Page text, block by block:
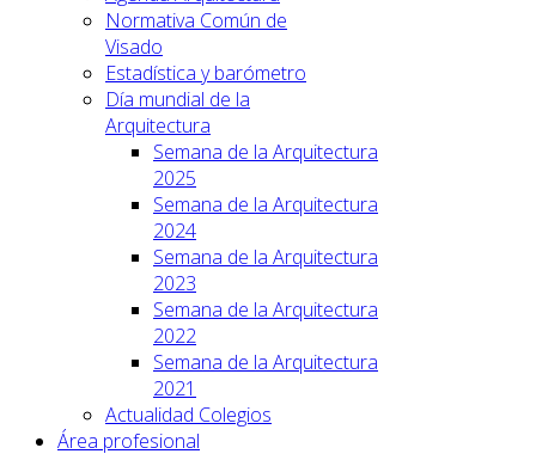
Normativa Común de
Visado
Estadística y barómetro
Día mundial de la
Arquitectura
Semana de la Arquitectura
2025
Semana de la Arquitectura
2024
Semana de la Arquitectura
2023
Semana de la Arquitectura
2022
Semana de la Arquitectura
2021
Actualidad Colegios
Área profesional